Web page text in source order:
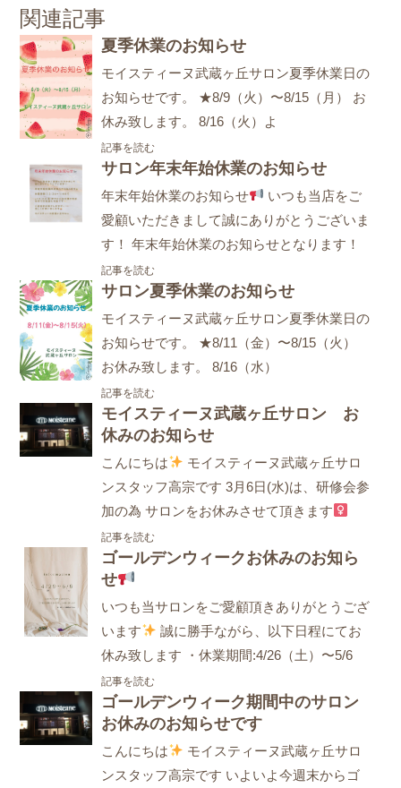
関連記事
夏季休業のお知らせ
モイスティーヌ武蔵ヶ丘サロン夏季休業日の
お知らせです。 ★8/9（火）〜8/15（月） お
休み致します。 8/16（火）よ
記事を読む
サロン年末年始休業のお知らせ
年末年始休業のお知らせ
いつも当店をご
愛顧いただきまして誠にありがとうございま
す！ 年末年始休業のお知らせとなります！
記事を読む
サロン夏季休業のお知らせ
モイスティーヌ武蔵ヶ丘サロン夏季休業日の
お知らせです。 ★8/11（金）〜8/15（火）
お休み致します。 8/16（水）
記事を読む
モイスティーヌ武蔵ヶ丘サロン お
休みのお知らせ
こんにちは
モイスティーヌ武蔵ヶ丘サロ
ンスタッフ高宗です 3月6日(水)は、研修会参
加の為 サロンをお休みさせて頂きます
記事を読む
ゴールデンウィークお休みのお知ら
せ
いつも当サロンをご愛顧頂きありがとうござ
います
誠に勝手ながら、以下日程にてお
休み致します ・休業期間:4/26（土）〜5/6
記事を読む
ゴールデンウィーク期間中のサロン
お休みのお知らせです
こんにちは
モイスティーヌ武蔵ヶ丘サロ
ンスタッフ高宗です いよいよ今週末からゴ